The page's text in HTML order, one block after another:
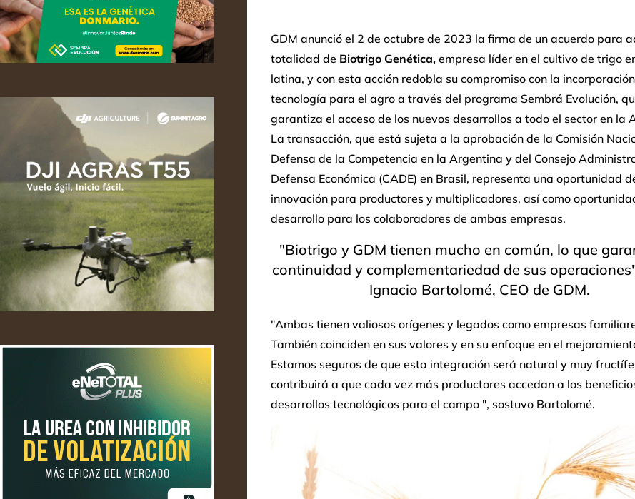
GDM anunció el 2 de octubre de 2023 la firma de un acuerdo para
totalidad de Biotrigo Genética,empresa líder en el cultivo de trigo
latina, y con esta acción redobla su compromiso con la
tecnología para el agro a través del programa Sembrá Evolución,
garantiza el acceso de los nuevos desarrollos a todo el sector en la
La transacción, que está sujeta a la aprobación de la Comisión
Defensa de la Competencia en la Argentina y del Consejo
Defensa Económica (CADE) en Brasil, representa una oportunidad
innovación para productores y multiplicadores, así como
desarrollo para los colaboradores de ambas empresas.
"Biotrigo y GDM tienen mucho en común, lo que
continuidad y complementariedad de sus
Ignacio Bartolomé, CEO de GDM.
"Ambas tienen valiosos orígenes y legados como empresas
También coinciden en sus valores y en su enfoque en el
Estamos seguros de que esta integración será natural y muy
contribuirá a que cada vez más productores accedan a los
desarrollos tecnológicos para el campo ", sostuvo Bartolomé.